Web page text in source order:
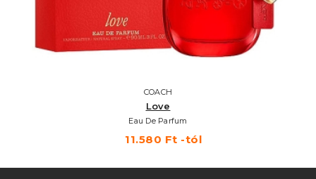
COACH
Love
Eau De Parfum
11.580 Ft -tól